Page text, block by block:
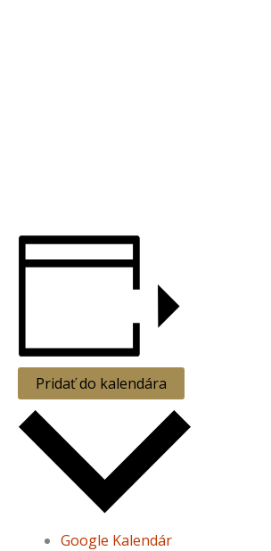
Pridať do kalendára
Google Kalendár